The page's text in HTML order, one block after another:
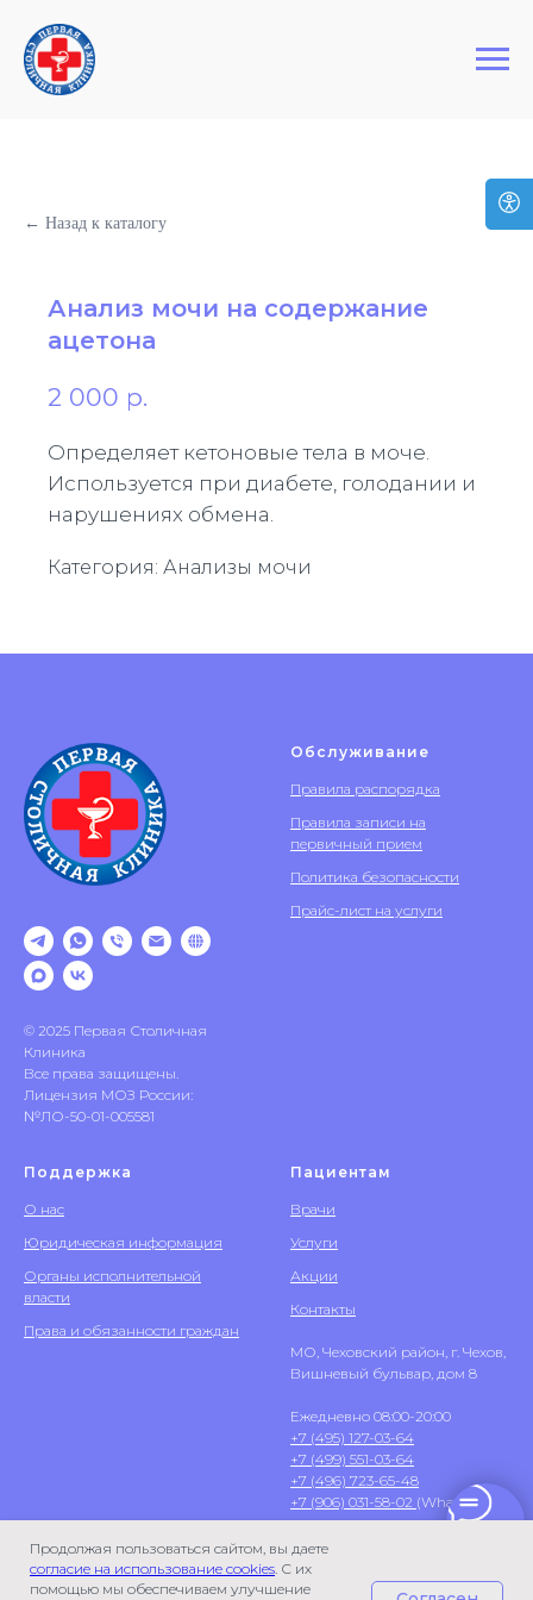
Первая Столичная Клиника
Продолжая пользоваться сайтом, вы даете
согласие на использование cookies. С их
помощью мы обеспечиваем улучшение
← Назад к каталогу
Анализ мочи на содержание
ацетона
2 000 р.
Определяет кетоновые тела в моче.
Используется при диабете, голодании и
нарушениях обмена.
Категория: Анализы мочи
© 2025 Первая Столичная
Клиника
Все права защищены.
Лицензия МОЗ России:
№ЛО-50-01-005581
Обслуживание
Правила распорядка
Правила записи на
первичный прием
Политика безопасности
Прайс-лист на услуги
Поддержка
О нас
Юридическая информация
Органы исполнительной
власти
Права и обязанности граждан
Пациентам
Врачи
Услуги
Акции
Контакты
МО, Чеховский район, г. Чехов,
Вишневый бульвар, дом 8
Ежедневно 08:00-20:00
+7 (495) 127-03-64
+7 (499) 551-03-64
+7 (496) 723-65-48
+7 (906) 031-58-02 (WhatsApp)